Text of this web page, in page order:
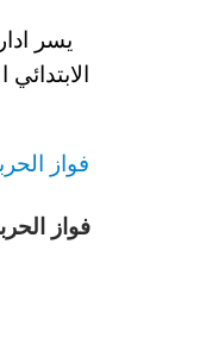
يسر
الابتدائي
فواز
فواز